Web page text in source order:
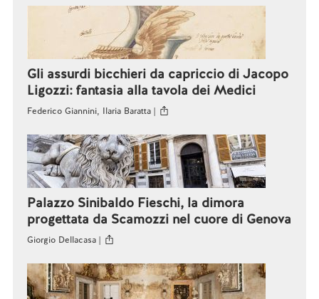
Gli assurdi bicchieri da capriccio di Jacopo
Ligozzi: fantasia alla tavola dei Medici
Federico Giannini, Ilaria Baratta |
Palazzo Sinibaldo Fieschi, la dimora
progettata da Scamozzi nel cuore di Genova
Giorgio Dellacasa |